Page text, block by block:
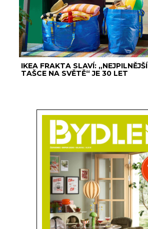
IKEA FRAKTA SLAVÍ: „NEJPILNĚJŠÍ
TAŠCE NA SVĚTĚ“ JE 30 LET